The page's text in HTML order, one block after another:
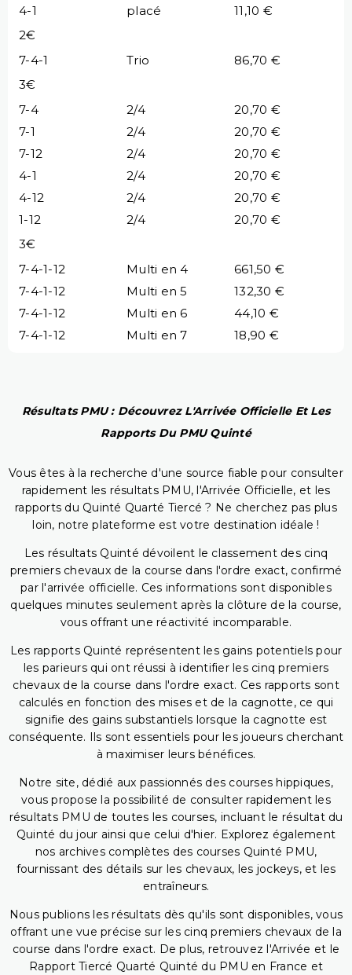
4-1 placé
11,10 €
2€
7-4-1
Trio
86,70 €
3€
7-4
2/4
20,70 €
7-1
2/4
20,70 €
7-12
2/4
20,70 €
4-1
2/4
20,70 €
4-12
2/4
20,70 €
1-12
2/4
20,70 €
3€
7-4-1-12
Multi en 4
661,50 €
7-4-1-12
Multi en 5
132,30 €
7-4-1-12
Multi en 6
44,10 €
7-4-1-12
Multi en 7 18,90 €
Résultats PMU : Découvrez L'Arrivée Officielle Et Les
Rapports Du PMU Quinté
Vous êtes à la recherche d'une source fiable pour consulter
rapidement les résultats PMU, l'Arrivée Officielle, et les
rapports du Quinté Quarté Tiercé ? Ne cherchez pas plus
loin, notre plateforme est votre destination idéale !
Les résultats Quinté dévoilent le classement des cinq
premiers chevaux de la course dans l'ordre exact, confirmé
par l'arrivée officielle. Ces informations sont disponibles
quelques minutes seulement après la clôture de la course,
vous offrant une réactivité incomparable.
Les rapports Quinté représentent les gains potentiels pour
les parieurs qui ont réussi à identifier les cinq premiers
chevaux de la course dans l'ordre exact. Ces rapports sont
calculés en fonction des mises et de la cagnotte, ce qui
signifie des gains substantiels lorsque la cagnotte est
conséquente. Ils sont essentiels pour les joueurs cherchant
à maximiser leurs bénéfices.
Notre site, dédié aux passionnés des courses hippiques,
vous propose la possibilité de consulter rapidement les
résultats PMU de toutes les courses, incluant le résultat du
Quinté du jour ainsi que celui d'hier. Explorez également
nos archives complètes des courses Quinté PMU,
fournissant des détails sur les chevaux, les jockeys, et les
entraîneurs.
Nous publions les résultats dès qu'ils sont disponibles, vous
offrant une vue précise sur les cinq premiers chevaux de la
course dans l'ordre exact. De plus, retrouvez l'Arrivée et le
Rapport Tiercé Quarté Quinté du PMU en France et